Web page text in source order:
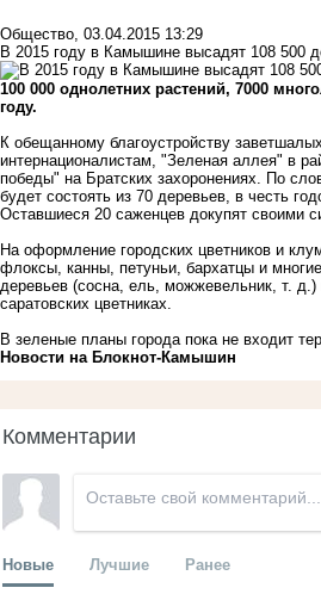
Общество, 03.04.2015 13:29
В 2015 году в Камышине высадят 108 500
100 000 однолетних растений, 7000
году.
К обещанному благоустройству
интернационалистам, "Зеленая аллея" в
победы" на Братских захоронениях. По
будет состоять из 70 деревьев, в честь
Оставшиеся 20 саженцев докупят своими
На оформление городских цветников и
флоксы, канны, петуньи, бархатцы и
деревьев (сосна, ель, можжевельник, т. д.)
саратовских цветниках.
В зеленые планы города пока не входит
Новости на Блoкнoт-Камышин
Комментарии
Новые Лучшие Ранее